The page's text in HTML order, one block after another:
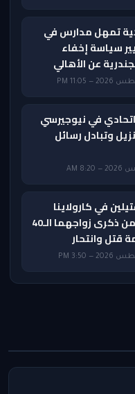
تمهل مدارس في
لتغيير سياسة إخفاء
عن الأهالي
في نيوجيرسي
وتبادل رسائل
في كارولاينا
الشمالية بعد يوم من ذكرى زواجهما الـ40
قتل وانتحار